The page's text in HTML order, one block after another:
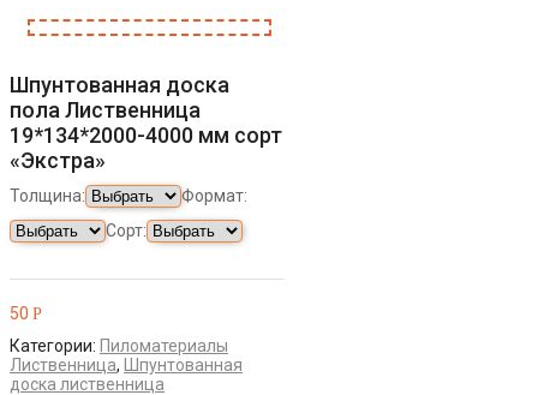
Шпунтованная доска
пола Лиственница
19*134*2000-4000 мм сорт
«Экстра»
Толщина:
Формат:
Сорт:
50 Р
Категории: Пиломатериалы
Лиственница,
Шпунтованная
доска лиственница